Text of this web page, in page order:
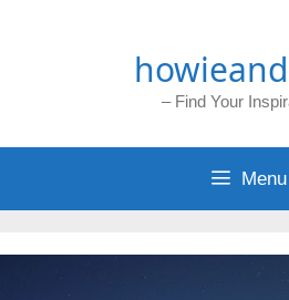
– Find Your
Menu